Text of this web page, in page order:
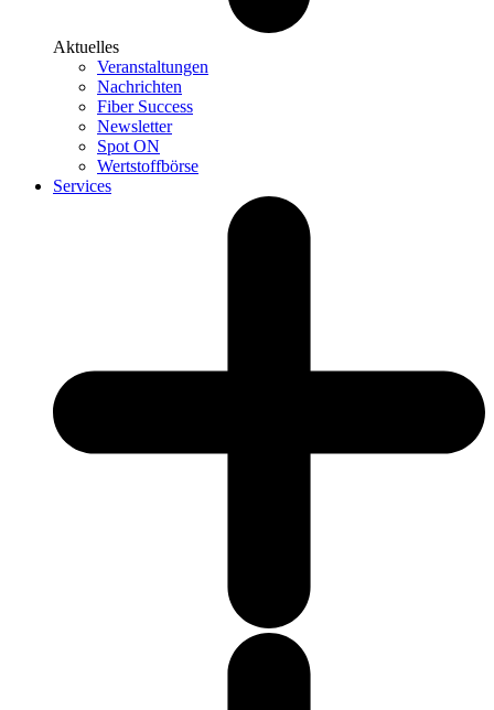
Aktuelles
Veranstaltungen
Nachrichten
Fiber Success
Newsletter
Spot ON
Wertstoffbörse
Services